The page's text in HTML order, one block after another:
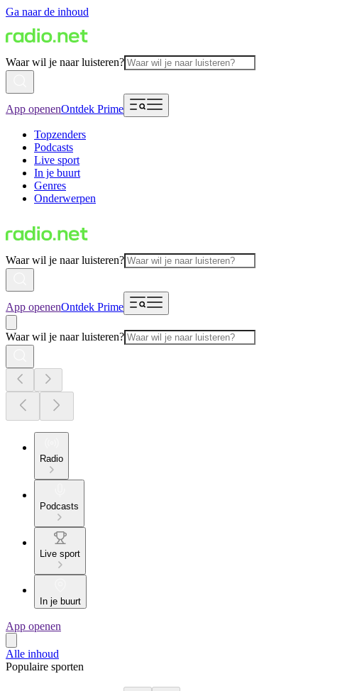
Ga naar de inhoud
Waar wil je naar luisteren?
App openenOntdek Prime
Topzenders
Podcasts
Live sport
In je buurt
Genres
Onderwerpen
Waar wil je naar luisteren?
App openenOntdek Prime
Waar wil je naar luisteren?
Radio
Podcasts
Live sport
In je buurt
App openen
Alle inhoud
Populaire sporten